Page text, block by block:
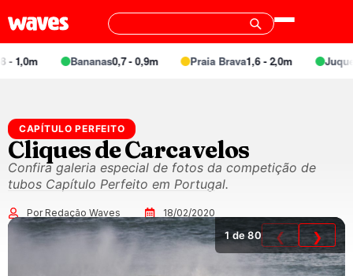
1,0m Bananas0,7 - 0,9m Praia Brava1,6 - 2,0m Juquei
CAPÍTULO PERFEITO
Cliques de Carcavelos
Confira galeria especial de fotos da competição de
tubos Capítulo Perfeito em Portugal.
Por Redação Waves 18/02/2020
1de 80 ❮ ❯